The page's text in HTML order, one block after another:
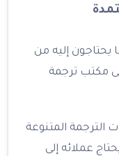
يحتاجون إليه من
مكتب ترجمة
المتنوعة
عملائه إلى